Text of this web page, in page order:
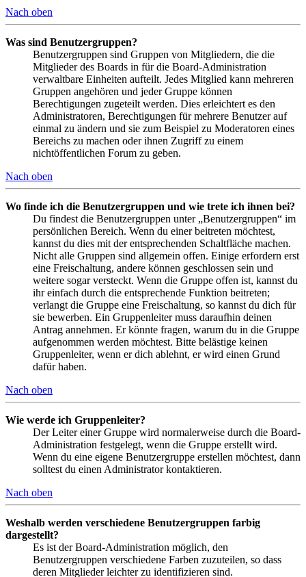
Nach oben
Was sind Benutzergruppen?
Benutzergruppen sind Gruppen von Mitgliedern, die die
Mitglieder des Boards in für die Board-Administration
verwaltbare Einheiten aufteilt. Jedes Mitglied kann mehreren
Gruppen angehören und jeder Gruppe können
Berechtigungen zugeteilt werden. Dies erleichtert es den
Administratoren, Berechtigungen für mehrere Benutzer auf
einmal zu ändern und sie zum Beispiel zu Moderatoren eines
Bereichs zu machen oder ihnen Zugriff zu einem
nichtöffentlichen Forum zu geben.
Nach oben
Wo finde ich die Benutzergruppen und wie trete ich ihnen bei?
Du findest die Benutzergruppen unter „Benutzergruppen“ im
persönlichen Bereich. Wenn du einer beitreten möchtest,
kannst du dies mit der entsprechenden Schaltfläche machen.
Nicht alle Gruppen sind allgemein offen. Einige erfordern erst
eine Freischaltung, andere können geschlossen sein und
weitere sogar versteckt. Wenn die Gruppe offen ist, kannst du
ihr einfach durch die entsprechende Funktion beitreten;
verlangt die Gruppe eine Freischaltung, so kannst du dich für
sie bewerben. Ein Gruppenleiter muss daraufhin deinen
Antrag annehmen. Er könnte fragen, warum du in die Gruppe
aufgenommen werden möchtest. Bitte belästige keinen
Gruppenleiter, wenn er dich ablehnt, er wird einen Grund
dafür haben.
Nach oben
Wie werde ich Gruppenleiter?
Der Leiter einer Gruppe wird normalerweise durch die Board-
Administration festgelegt, wenn die Gruppe erstellt wird.
Wenn du eine eigene Benutzergruppe erstellen möchtest, dann
solltest du einen Administrator kontaktieren.
Nach oben
Weshalb werden verschiedene Benutzergruppen farbig
dargestellt?
Es ist der Board-Administration möglich, den
Benutzergruppen verschiedene Farben zuzuteilen, so dass
deren Mitglieder leichter zu identifizieren sind.